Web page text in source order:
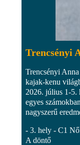
Trencsényi
Trencsényi
kajak-kenu
2026. július 1-5.
egyes
nagyszerű
- 3. hely - C1
A döntő